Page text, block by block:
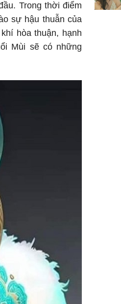
Trong thời điểm
sự hậu thuẫn của
hòa thuận, hạnh
Mùi sẽ có những